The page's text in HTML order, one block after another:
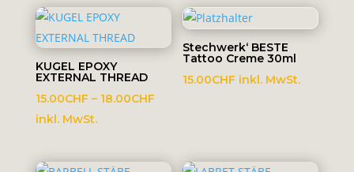
KUGEL EPOXY
EXTERNAL THREAD
15.00CHF – 18.00CHFPreisspanne:
18.00CHF
inkl. MwSt.
Stechwerk‘ BESTE
Tattoo Creme 30ml
15.00CHF inkl. MwSt.